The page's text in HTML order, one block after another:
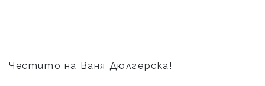
Честито на Ваня Дюлгерска!